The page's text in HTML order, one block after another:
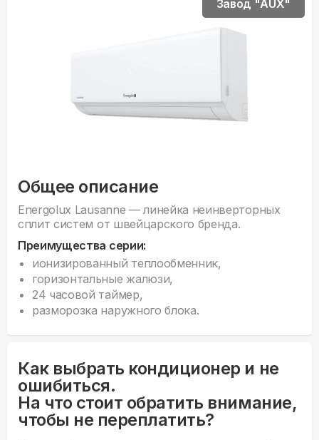
Общее описание
Energolux Lausanne — линейка неинверторных
сплит систем от швейцарского бренда.
Преимущества серии:
ионизированный теплообменник,
горизонтальные жалюзи,
24 часовой таймер,
разморозка наружного блока.
Завод "AUX"
Как выбрать кондиционер и не
ошибиться.
На что стоит обратить внимание,
чтобы не переплатить?